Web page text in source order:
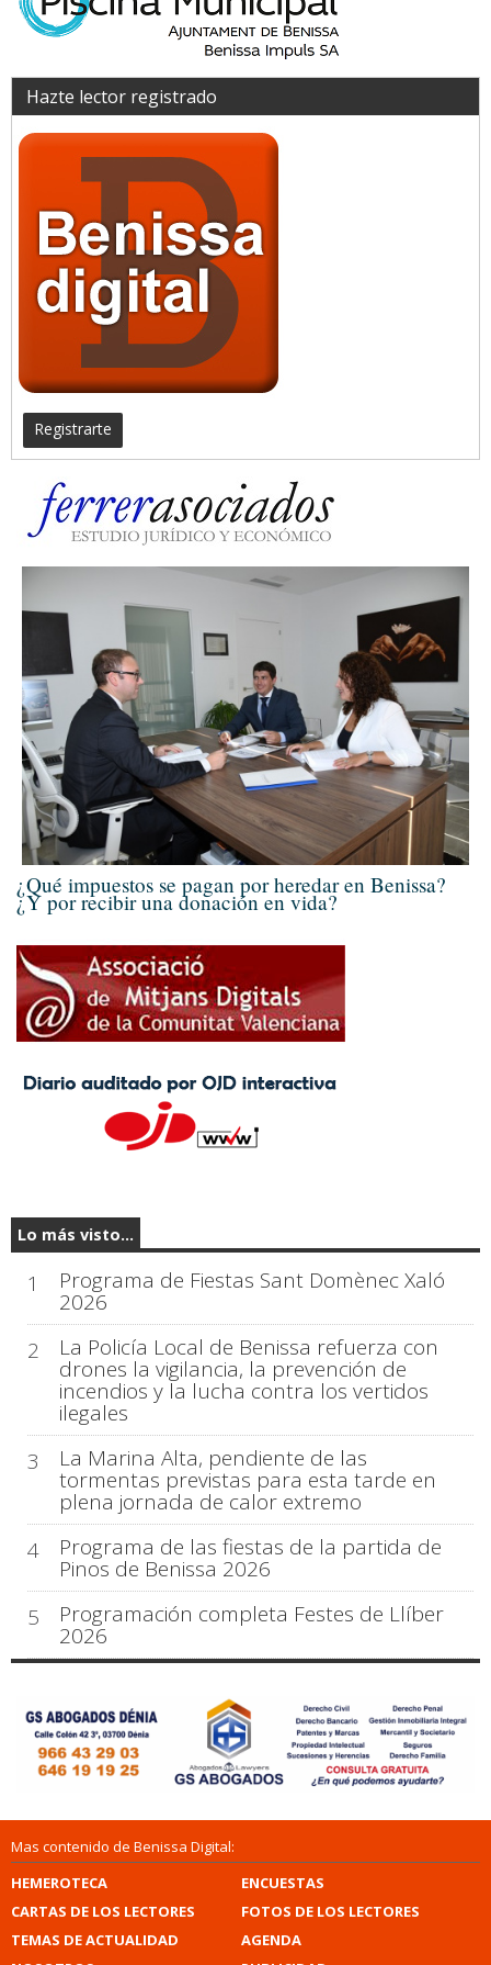
Hazte lector registrado
Registrarte
¿Qué impuestos se pagan por heredar en Benissa?
¿Y por recibir una donación en vida?
Lo más visto...
1 Programa de Fiestas Sant Domènec Xaló
2026
2
La Policía Local de Benissa refuerza con
drones la vigilancia, la prevención de
incendios y la lucha contra los vertidos
ilegales
3
La Marina Alta, pendiente de las
tormentas previstas para esta tarde en
plena jornada de calor extremo
4
Programa de las fiestas de la partida de
Pinos de Benissa 2026
5
Programación completa Festes de Llíber
2026
Mas contenido de Benissa Digital:
HEMEROTECA
ENCUESTAS
CARTAS DE LOS LECTORES
FOTOS DE LOS LECTORES
TEMAS DE ACTUALIDAD
AGENDA